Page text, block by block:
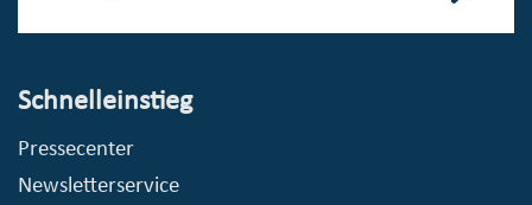
Schnelleinstieg
Pressecenter
Newsletterservice